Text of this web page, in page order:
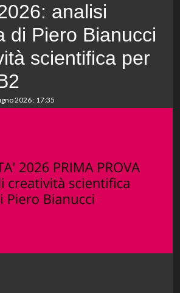
analisi
di Piero Bianucci
scientifica per
2026 : 17:35